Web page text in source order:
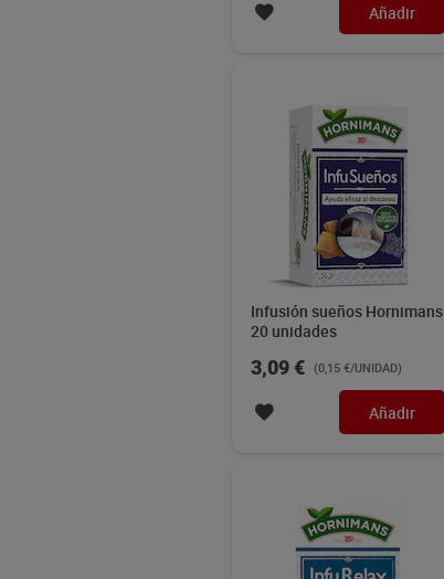
Añadir
Infusión sueños Hornimans
20 unidades
3,09 € (0,15 €/UNIDAD)
Añadir